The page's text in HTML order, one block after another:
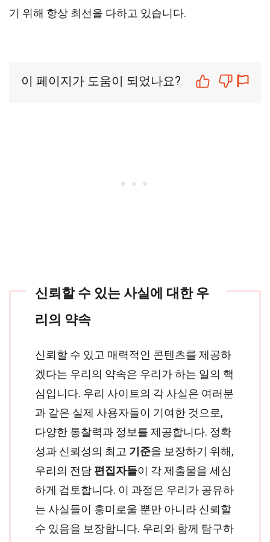
기 위해 항상 최선을 다하고 있습니다.
이 페이지가 도움이 되었나요?
신뢰할 수 있는 사실에 대한 우
리의 약속
신뢰할 수 있고 매력적인 콘텐츠를 제공하
겠다는 우리의 약속은 우리가 하는 일의 핵
심입니다. 우리 사이트의 각 사실은 여러분
과 같은 실제 사용자들이 기여한 것으로,
다양한 통찰력과 정보를 제공합니다. 정확
성과 신뢰성의 최고 기준을 보장하기 위해,
우리의 전담 편집자들이 각 제출물을 세심
하게 검토합니다. 이 과정은 우리가 공유하
는 사실들이 흥미로울 뿐만 아니라 신뢰할
수 있음을 보장합니다. 우리와 함께 탐구하